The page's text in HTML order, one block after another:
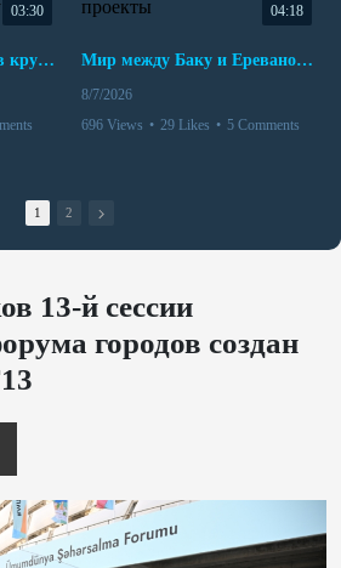
03:30
SOFAZ инвестировал в крупнейшего независимого производителя электроэнергии Перу
04:18
Мир между Баку и Ереваном запускает крупные логистические проекты
8/7/2026
696 Views • 29 Likes • 5 Comments
1 2
13-й сессии
городов создан